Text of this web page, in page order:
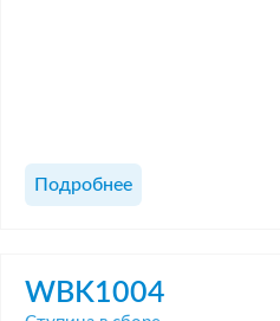
Подробнее
WBK1004